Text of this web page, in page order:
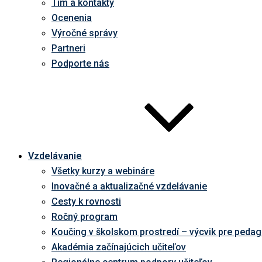
Tím a kontakty
Ocenenia
Výročné správy
Partneri
Podporte nás
Vzdelávanie
Všetky kurzy a webináre
Inovačné a aktualizačné vzdelávanie
Cesty k rovnosti
Ročný program
Koučing v školskom prostredí – výcvik pre
Akadémia začínajúcich učiteľov